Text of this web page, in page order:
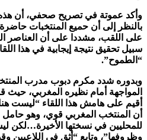
وأكد عموتة في تصريح صحفي، أن
بالنظر إلى أن حميع المنتخبات
على اللقب، مشددا على أن العناصر
سبيل تحقيق نتيجة إيجابية في هذا
“الطموح”.
وبدوره شدد مكرم دبوب مدرب
المواجهة أمام نظيره المغربي،
أقيم على هامش هذا اللقاء “ليست
أن المنتخب المغربي قوي، وهو
للمحليين في نسختها الأخيرة…لكن
وظروفها”، وتابع “أثق في اللاعبين